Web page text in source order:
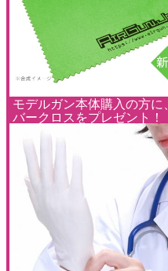
モデルガン本体購入の方
バークロスをプレゼント！